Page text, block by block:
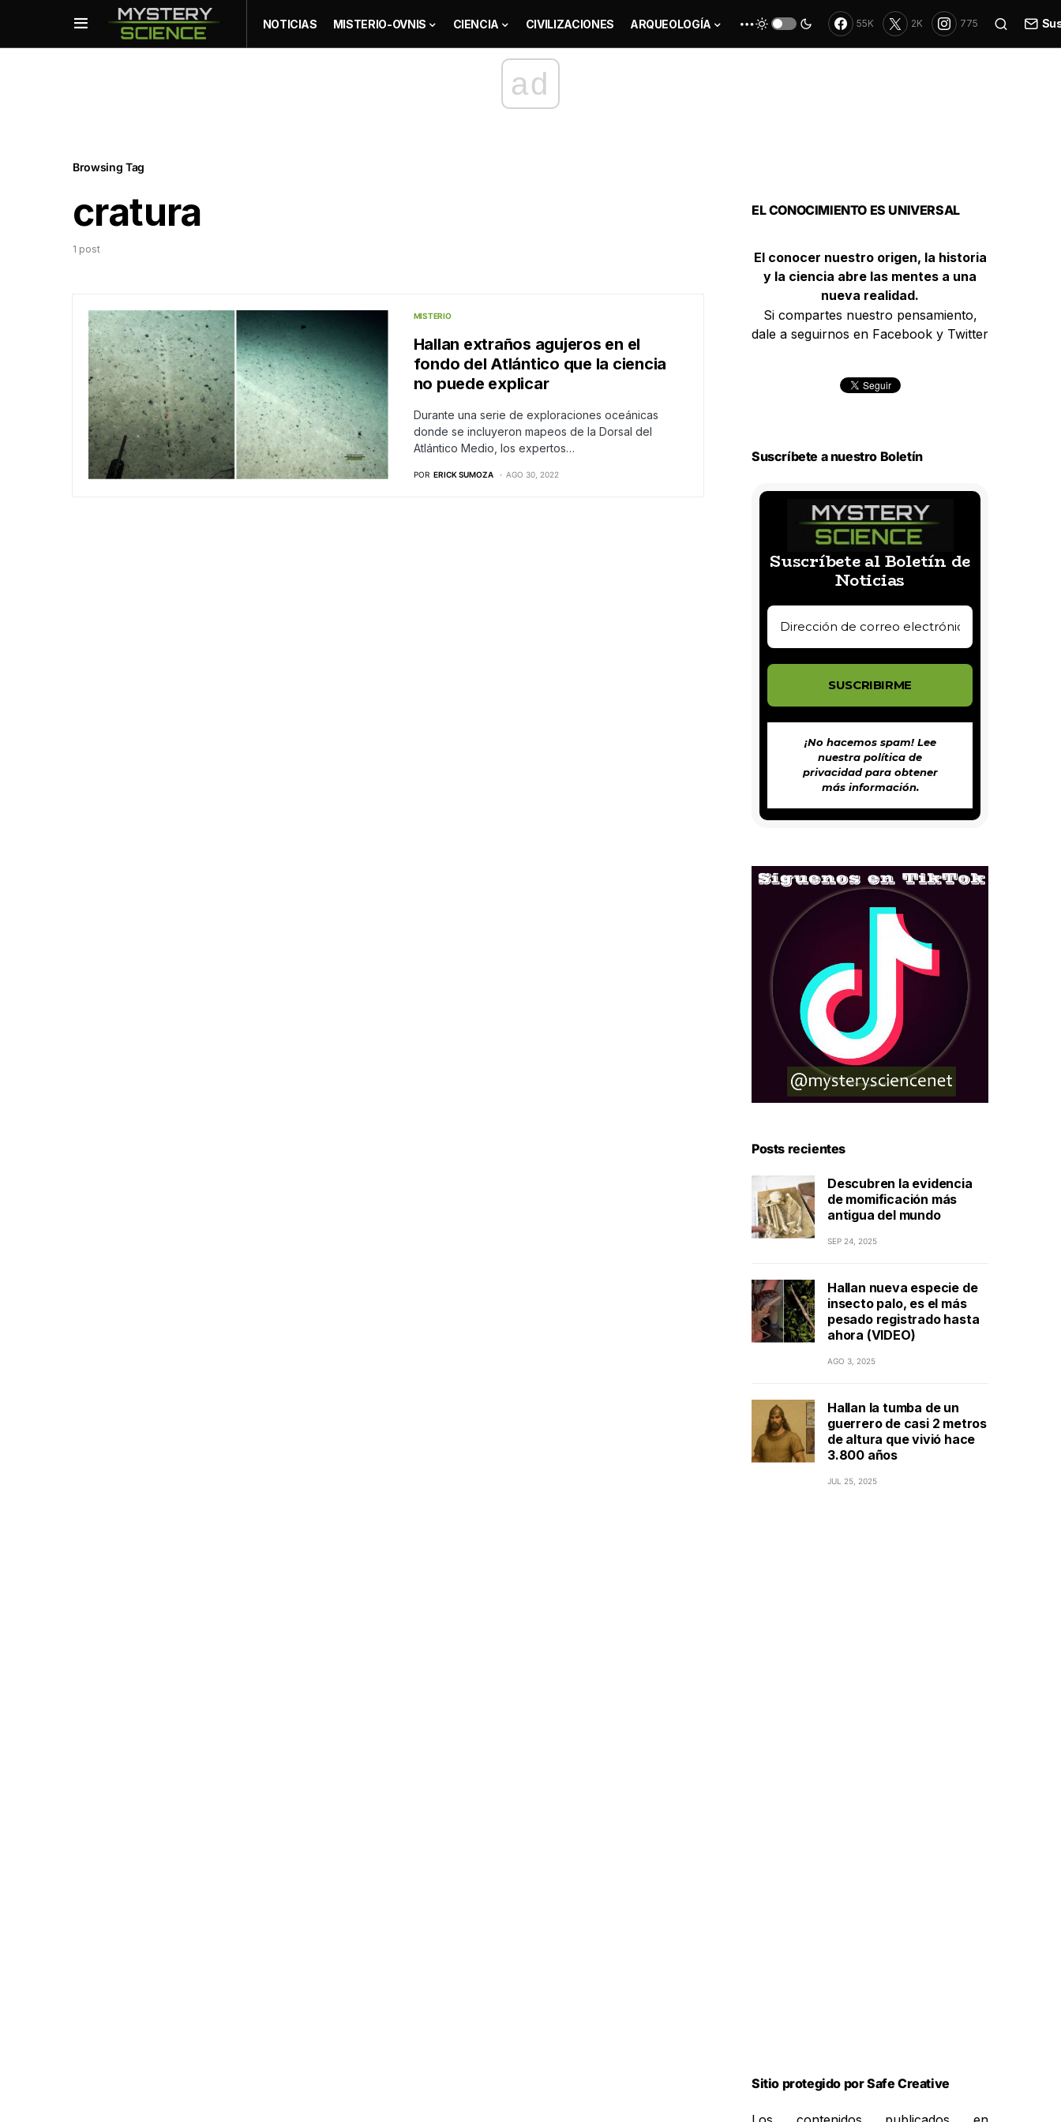
NOTICIAS MISTERIO-OVNIS CIENCIA CIVILIZACIONES ARQUEOLOGÍA 55K 2K 775
ad
Browsing Tag
cratura
1 post
MISTERIO
Hallan extraños agujeros en el
fondo del Atlántico que la ciencia
no puede explicar
Durante una serie de exploraciones oceánicas
donde se incluyeron mapeos de la Dorsal del
Atlántico Medio, los expertos…
POR ERICK SUMOZA AGO 30, 2022
EL CONOCIMIENTO ES UNIVERSAL
El conocer nuestro origen, la historia
y la ciencia abre las mentes a una
nueva realidad.
Si compartes nuestro pensamiento,
dale a seguirnos en Facebook y Twitter
Suscríbete a nuestro Boletín
Suscríbete al Boletín de
Noticias
¡No hacemos spam! Lee
nuestra política de
privacidadpara obtener
más información.
Posts recientes
Descubren la evidencia
de momificación más
antigua del mundo
SEP 24, 2025
Hallan nueva especie de
insecto palo, es el más
pesado registrado hasta
ahora (VIDEO)
AGO 3, 2025
Hallan la tumba de un
guerrero de casi 2 metros
de altura que vivió hace
3.800 años
JUL 25, 2025
Sitio protegido por Safe Creative